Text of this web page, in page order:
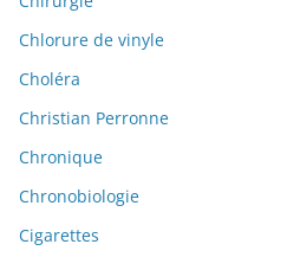
Chlorure de vinyle
Choléra
Christian Perronne
Chronique
Chronobiologie
Cigarettes